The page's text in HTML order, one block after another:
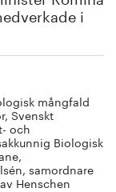
i
mångfald
Svenskt
och
Biologisk
samordnare
Henschen